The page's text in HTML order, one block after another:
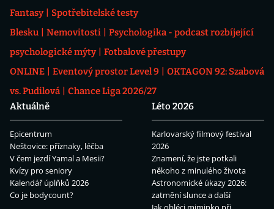
Fantasy
Spotřebitelské testy
Blesku
Nemovitosti
Psychologika - podcast rozbíjející
psychologické mýty
Fotbalové přestupy
ONLINE
Eventový prostor Level 9
OKTAGON 92: Szabová
vs. Pudilová
Chance Liga 2026/27
Aktuálně
Epicentrum
Neštovice: příznaky, léčba
V čem jezdí Yamal a Mesii?
Kvízy pro seniory
Kalendář úplňků 2026
Co je bodycount?
Léto 2026
Karlovarský filmový festival
2026
Znamení, že jste potkali
někoho z minulého života
Astronomické úkazy 2026:
zatmění slunce a další